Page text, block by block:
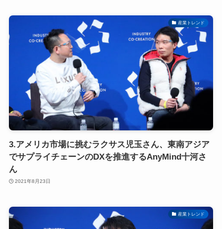
産業トレンド
3.アメリカ市場に挑むラクサス児玉さん、東南アジア
でサプライチェーンのDXを推進するAnyMind十河さ
ん
2021年8月23日
産業トレンド